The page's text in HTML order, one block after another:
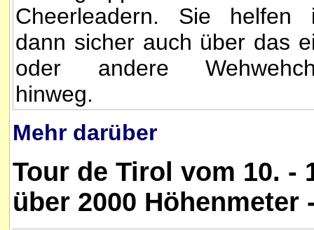
Cheerleadern. Sie helfen
dann sicher auch über das
oder andere
hinweg.
Mehr darüber
Tour de Tirol vom 10. -
über 2000